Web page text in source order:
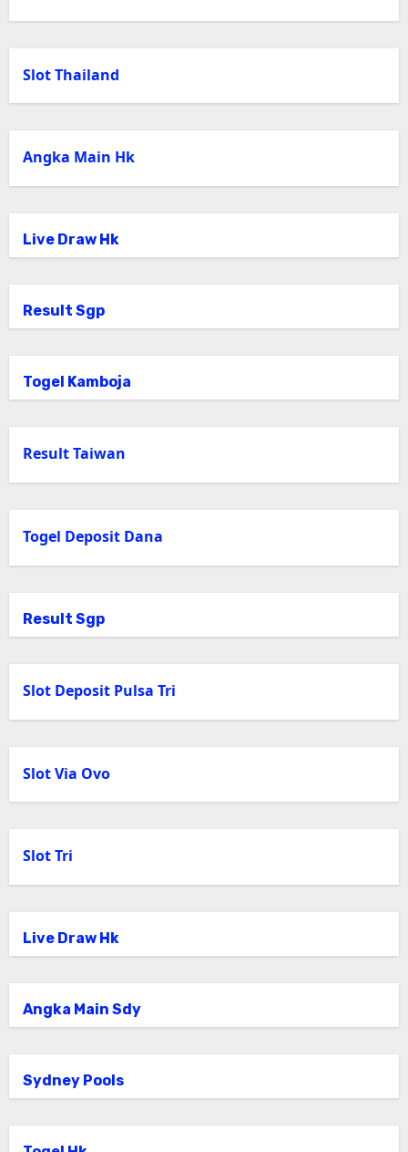
Slot Thailand
Angka Main Hk
Live Draw Hk
Result Sgp
Togel Kamboja
Result Taiwan
Togel Deposit Dana
Result Sgp
Slot Deposit Pulsa Tri
Slot Via Ovo
Slot Tri
Live Draw Hk
Angka Main Sdy
Sydney Pools